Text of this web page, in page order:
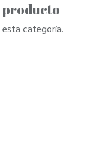
producto
categoría.